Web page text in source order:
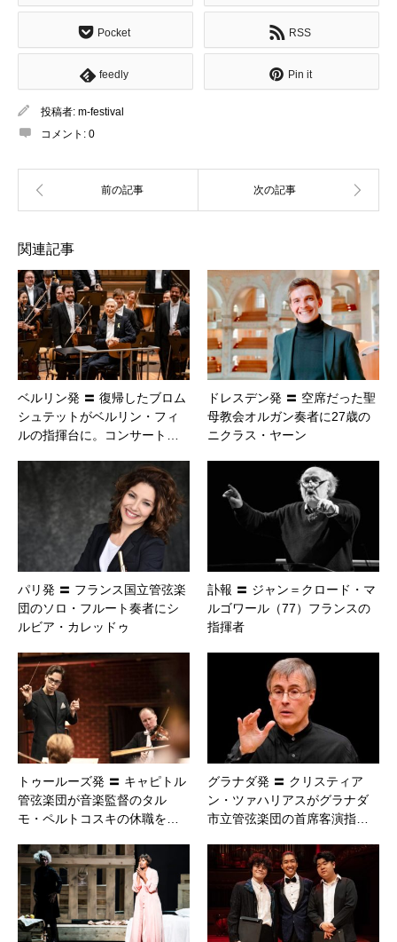
Pocket RSS
feedly Pin it
投稿者: m-festival
コメント: 0
関連記事
ベルリン発 〓 復帰したブロム
シュテットがベルリン・フィ
ルの指揮台に。コンサート…
ドレスデン発 〓 空席だった聖
母教会オルガン奏者に27歳の
ニクラス・ヤーン
パリ発 〓 フランス国立管弦楽
団のソロ・フルート奏者にシ
ルビア・カレッドゥ
訃報 〓 ジャン＝クロード・マ
ルゴワール（77）フランスの
指揮者
トゥールーズ発 〓 キャピトル
管弦楽団が音楽監督のタル
モ・ペルトコスキの休職を…
グラナダ発 〓 クリスティア
ン・ツァハリアスがグラナダ
市立管弦楽団の首席客演指…